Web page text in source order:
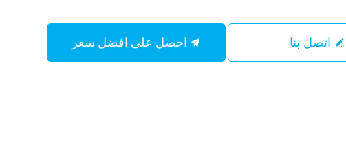
اتصل بنا